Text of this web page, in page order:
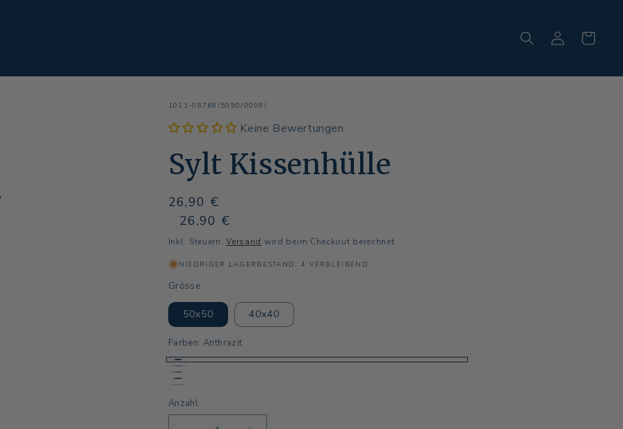
EinloggenWarenkorb
SKU:
1011-08768/5050/0098/
Keine Bewertungen
Sylt Kissenhülle
Normaler
Preis
26,90 €
Normaler
Preis
Verkaufspreis
26,90 €
Inkl. Steuern.Versand wird beim Checkout berechnet
NIEDRIGER LAGERBESTAND: 4 VERBLEIBEND
Grösse
50x50 40x40
Farben: Anthrazit
Anthrazit
Filz
Schlamm
Filz
Melè
Anzahl
Anzahl